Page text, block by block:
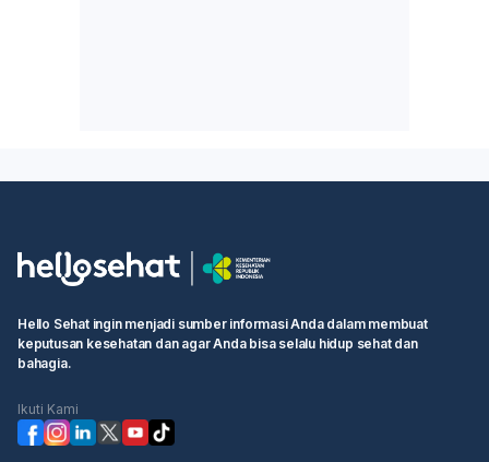
Hello Sehat ingin menjadi sumber informasi Anda dalam membuat
keputusan kesehatan dan agar Anda bisa selalu hidup sehat dan
bahagia.
Ikuti Kami